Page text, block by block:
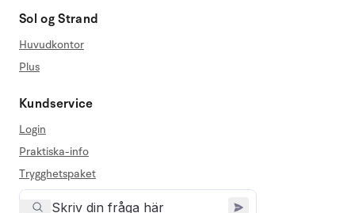
Sol og Strand
Huvudkontor
Plus
Kundservice
Login
Praktiska-info
Trygghetspaket